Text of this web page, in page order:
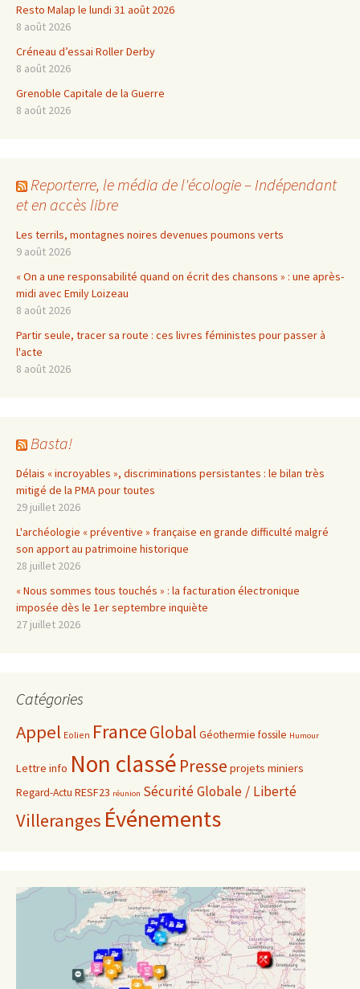
Resto Malap le lundi 31 août 2026
8 août 2026
Créneau d’essai Roller Derby
8 août 2026
Grenoble Capitale de la Guerre
8 août 2026
Reporterre, le média de l'écologie – Indépendant
et en accès libre
Les terrils, montagnes noires devenues poumons verts
9 août 2026
« On a une responsabilité quand on écrit des chansons » : une après-
midi avec Emily Loizeau
8 août 2026
Partir seule, tracer sa route : ces livres féministes pour passer à
l'acte
8 août 2026
Basta!
Délais « incroyables », discriminations persistantes : le bilan très
mitigé de la PMA pour toutes
29 juillet 2026
L'archéologie « préventive » française en grande difficulté malgré
son apport au patrimoine historique
28 juillet 2026
« Nous sommes tous touchés » : la facturation électronique
imposée dès le 1er septembre inquiète
27 juillet 2026
Catégories
Appel Eolien FranceGlobal Géothermie fossile Humour
Lettre info Non classé Presse projets miniers
Regard-Actu RESF23 réunion Sécurité Globale / Liberté
Villeranges Événements